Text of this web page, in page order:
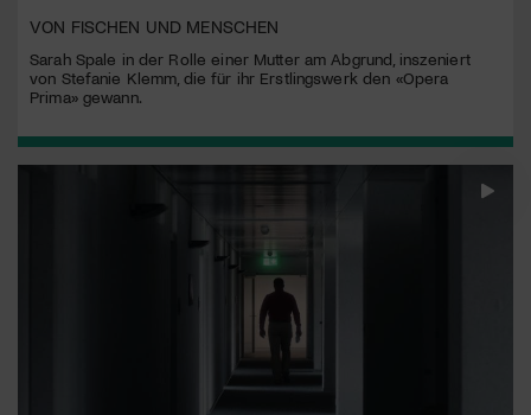
VON FISCHEN UND MENSCHEN
Sarah Spale in der Rolle einer Mutter am Abgrund, inszeniert
von Stefanie Klemm, die für ihr Erstlingswerk den «Opera
Prima» gewann.